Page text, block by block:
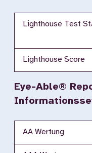
Lighthouse Test
Lighthouse Score
Eye-Able®
AA Wertung